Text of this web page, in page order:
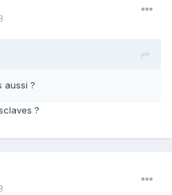
aussi ?
?